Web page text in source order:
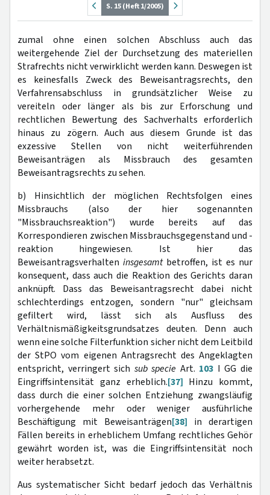
S. 15 (Heft 1/2005)
zumal ohne einen solchen Abschluss auch das
weitergehende Ziel der Durchsetzung des materiellen
Strafrechts nicht verwirklicht werden kann. Deswegen ist
es keinesfalls Zweck des Beweisantragsrechts, den
Verfahrensab­schluss in grundsätzlicher Weise zu
vereiteln oder länger als bis zur Erforschung und
rechtlichen Bewertung des Sachverhalts erforderlich
hinaus zu zögern. Auch aus die­sem Grunde ist das
exzessive Stellen von nicht weiterführenden
Beweisanträ­gen als Missbrauch des gesamten
Beweisantragsrechts zu sehen.
b) Hinsichtlich der möglichen Rechtsfolgen eines
Missbrauchs (also der hier sogenannten
"Missbrauchsreaktion") wurde bereits auf das
Korrespondieren zwischen Missbrauchsgegenstand und -
reaktion hingewiesen. Ist hier das
Beweisantragsverhalten insgesamtbetroffen, ist es nur
konsequent, dass auch die Reaktion des Gerichts daran
anknüpft. Dass das Beweisantragsrecht dabei nicht
schlechterdings entzogen, sondern "nur" gleichsam
gefiltert wird, lässt sich als Ausfluss des
Verhältnismäßigkeitsgrundsatzes deuten. Denn auch
wenn eine solche Filterfunktion sicher nicht dem Leitbild
der StPO vom eigenen Antragsrecht des Ange­klagten
entspricht, verringert sich sub specie Art. 103 I GG die
Eingriffsintensität ganz erheblich.[37] Hinzu kommt,
dass durch die einer solchen Entziehung zwangsläufig
vorhergehende mehr oder weniger ausführliche
Beschäftigung mit Beweisanträgen[38] in derartigen
Fällen bereits in er­heblichem Umfang rechtliches Gehör
gewährt worden ist, was die Eingriffsintensität noch
weiter herabsetzt.
Aus systematischer Sicht bedarf jedoch das Verhältnis